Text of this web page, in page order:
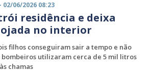
- 02/06/2026 08:23
residência e deixa
no interior
filhos conseguiram sair a tempo e não
utilizaram cerca de 5 mil litros
chamas